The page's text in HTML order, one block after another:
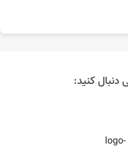
دنبال کنید: